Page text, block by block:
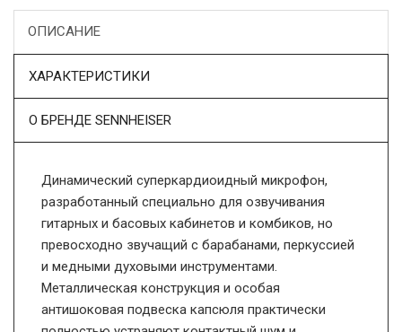
ОПИСАНИЕ
ХАРАКТЕРИСТИКИ
О БРЕНДЕ SENNHEISER
Динамический суперкардиоидный микрофон,
разработанный специально для озвучивания
гитарных и басовых кабинетов и комбиков, но
превосходно звучащий с барабанами, перкуссией
и медными духовыми инструментами.
Металлическая конструкция и особая
антишоковая подвеска капсюля практически